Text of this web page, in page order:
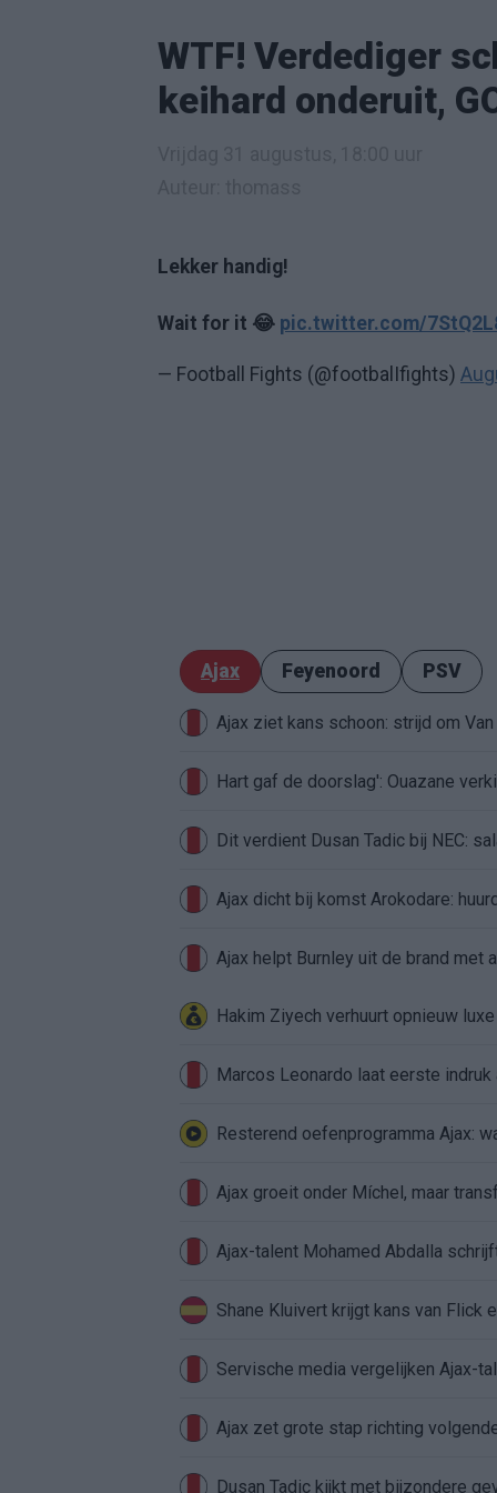
WTF! Verdediger
keihard onderuit,
Lekker handig!
Wait for it 😂 pic.twitter.com/
— Football Fights (@footbalIfights)
Ajax Feyenoord PSV
Ajax ziet kans schoon: strijd om
Hart gaf de doorslag': Ouazane
Dit verdient Dusan Tadic bij NEC:
Ajax dicht bij komst Arokodare:
Ajax helpt Burnley uit de brand met
Hakim Ziyech verhuurt opnieuw
Marcos Leonardo laat eerste
Resterend oefenprogramma Ajax:
Ajax groeit onder Míchel, maar
Ajax-talent Mohamed Abdalla
Shane Kluivert krijgt kans van Flick
Servische media vergelijken Ajax-
Ajax zet grote stap richting
Dusan Tadic kijkt met bijzondere